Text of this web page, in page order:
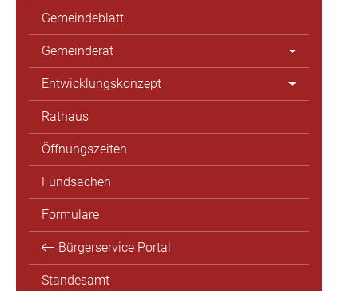
Gemeindeblatt
Gemeinderat
Entwicklungskonzept
Rathaus
Öffnungszeiten
Fundsachen
Formulare
Bürgerservice Portal
Standesamt